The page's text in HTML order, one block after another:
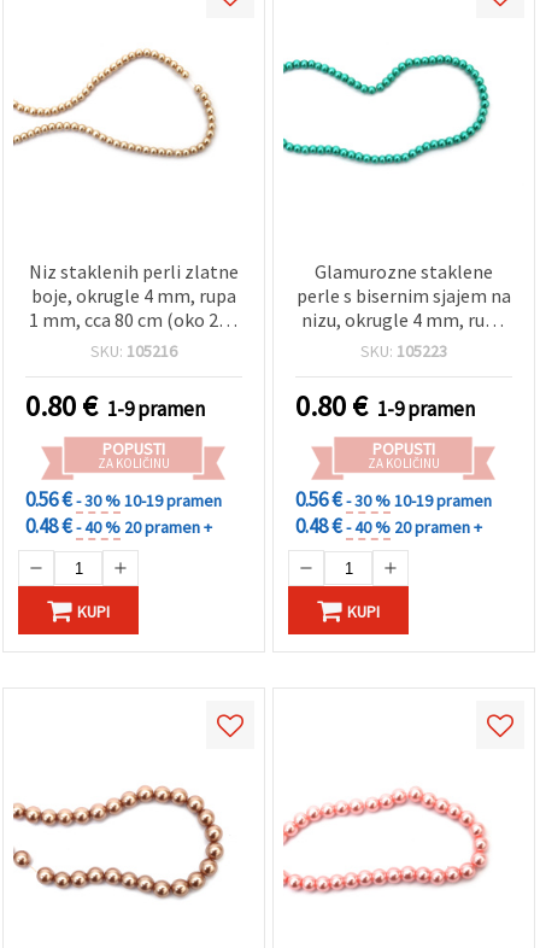
Niz staklenih perli zlatne
boje, okrugle 4 mm, rupa
1 mm, cca 80 cm (oko 216
kom), za izradu nakita
SKU: 105216
0.80€ 1-9 pramen
POPUSTI
ZA KOLIČINU
0.56 €- 30 %10-19 pramen
0.48 €- 40 % 20 pramen +
KUPI
Glamurozne staklene
perle s bisernim sjajem na
nizu, okrugle 4 mm, rupa
1 mm, tamni akvamarin,
izradu nakita i DIY hobi
projekte
SKU: 105223
0.80€ 1-9 pramen
POPUSTI
ZA KOLIČINU
0.56 €- 30 %10-19 pramen
0.48 €- 40 % 20 pramen +
KUPI